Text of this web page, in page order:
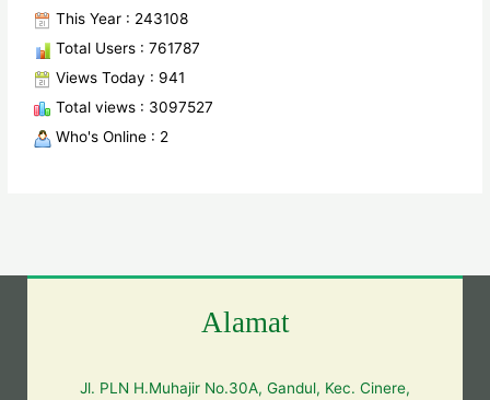
This Year : 243108
Total Users : 761787
Views Today : 941
Total views : 3097527
Who's Online : 2
Alamat
Jl. PLN H.Muhajir No.30A, Gandul, Kec. Cinere,